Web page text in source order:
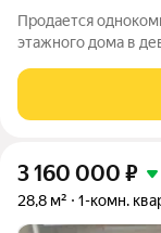
Продается
этажного дома в
удачное, для
банка, магазины,
3 160 000 ₽
28,8 м² 1-комн.